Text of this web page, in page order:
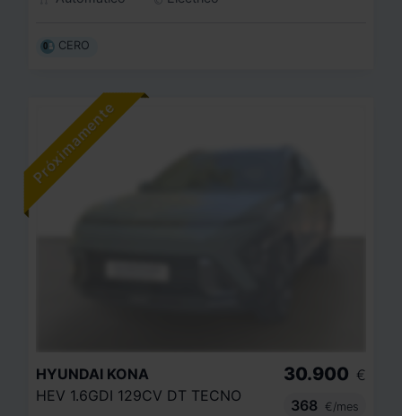
CERO
HYUNDAI KONA
HEV 1.6GDI 129CV DT TECNO
30.900 €
368
€/mes